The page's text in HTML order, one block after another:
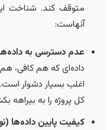
متوقف کند. شناخت این
آنهاست:
عدم دسترسی به داده‌های
داده‌ای که هم کافی، هم
اغلب بسیار دشوار است.
کل پروژه را به بیراهه
کیفیت پایین داده‌ها